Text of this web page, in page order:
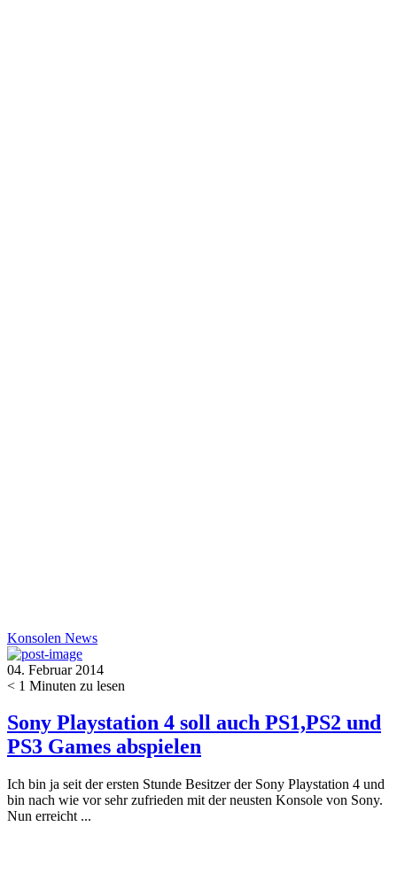
Konsolen News
04. Februar 2014
< 1 Minuten zu lesen
Sony Playstation 4 soll auch PS1,PS2 und
PS3 Games abspielen
Ich bin ja seit der ersten Stunde Besitzer der Sony Playstation 4 und
bin nach wie vor sehr zufrieden mit der neusten Konsole von Sony.
Nun erreicht ...